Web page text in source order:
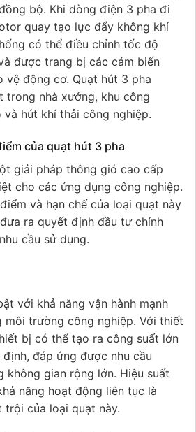
bộ. Khi dòng điện 3 pha đi
quay tạo lực đẩy không khí
có thể điều chỉnh tốc độ
được trang bị các cảm biến
vệ động cơ. Quạt hút 3 pha
trong nhà xưởng, khu công
hút khí thải công nghiệp.
của quạt hút 3 pha
giải pháp thông gió cao cấp
cho các ứng dụng công nghiệp.
và hạn chế của loại quạt này
ra quyết định đầu tư chính
cầu sử dụng.
với khả năng vận hành mạnh
môi trường công nghiệp. Với thiết
bị có thể tạo ra công suất lớn
đáp ứng được nhu cầu
không gian rộng lớn. Hiệu suất
năng hoạt động liên tục là
của loại quạt này.